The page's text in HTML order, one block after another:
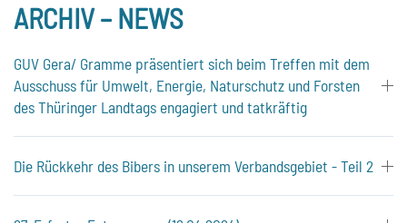
ARCHIV – NEWS
GUV Gera/ Gramme präsentiert sich beim Treffen mit dem
Ausschuss für Umwelt, Energie, Naturschutz und Forsten
des Thüringer Landtags engagiert und tatkräftig
Die Rückkehr des Bibers in unserem Verbandsgebiet - Teil 2